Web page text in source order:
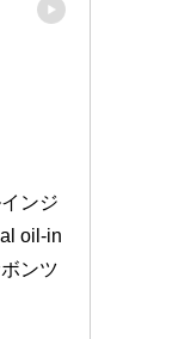
ンジ
oil-in
ンツ